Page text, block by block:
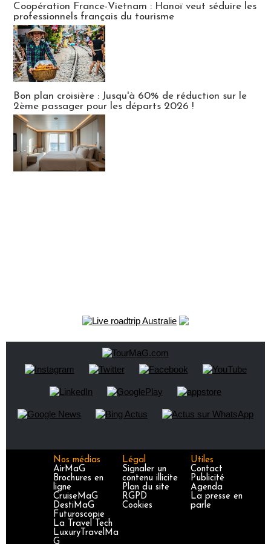
Coopération France-Vietnam : Hanoï veut séduire les
professionnels français du tourisme
Bon plan croisière : Jusqu'à 60% de réduction sur le
2ème passager pour les départs 2026 !
Nos médias
AirMaG
Brochures en
ligne
CruiseMaG
DestiMaG
Futuroscopie
La Travel Tech
LuxuryTravelMa
G
Légal
Signaler un
contenu illicite
Plan du site
RGPD
Cookies
Utiles
Contact
Publicité
Agenda
La presse en
parle